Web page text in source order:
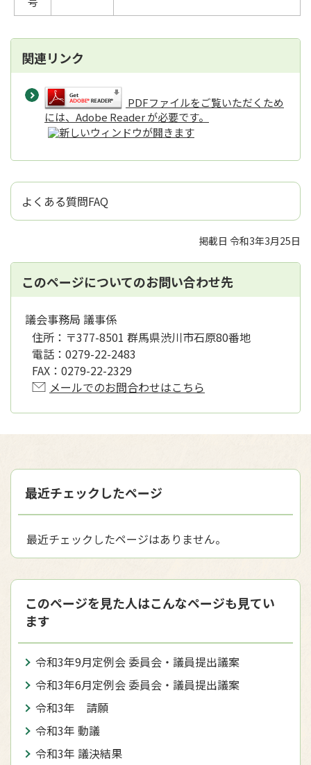
関連リンク
PDFファイルをご覧いただくため
には、Adobe Reader が必要です。
よくある質問FAQ
掲載日 令和3年3月25日
このページについてのお問い合わせ先
議会事務局 議事係
住所： 〒377-8501 群馬県渋川市石原80番地
電話： 0279-22-2483
FAX： 0279-22-2329
メールでのお問合わせはこちら
最近チェックしたページ
最近チェックしたページはありません。
このページを見た人はこんなページも見てい
ます
令和3年9月定例会 委員会・議員提出議案
令和3年6月定例会 委員会・議員提出議案
令和3年 請願
令和3年 動議
令和3年 議決結果